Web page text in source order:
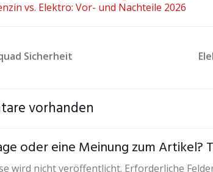
vs. Elektro: Vor- und Nachteile 2026
Sicherheit
vorhanden
oder eine Meinung zum Artikel?
wird nicht veröffentlicht. Erforderliche